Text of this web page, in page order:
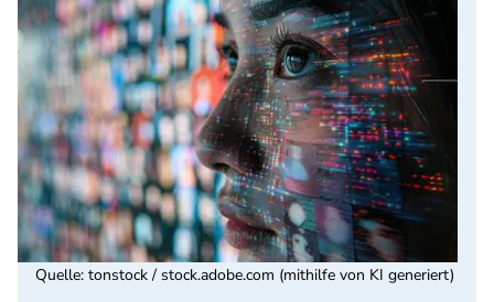
Quelle: tonstock / stock.adobe.com (mithilfe von KI generiert)